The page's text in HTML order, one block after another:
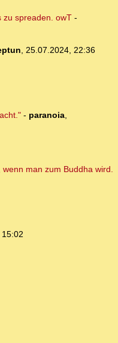
zu spreaden. owT-
, 25.07.2024, 22:36
- paranoia,
man zum Buddha wird.